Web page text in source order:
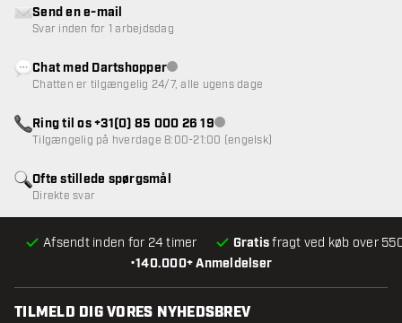
•140.000+ Anmeldelser
Afsendt inden for 24 timer Gratisfragt ved køb over
Ofte stillede spørgsmål
Direkte svar
Send en e-mail
Svar inden for 1 arbejdsdag
Chat med DartshopperKundeservice ikke tilgængelig
Chatten er tilgængelig 24/7, alle ugens dage
Ring til os +31(0) 85 000 26 19Kundeservice ikke tilgængelig
Tilgængelig på hverdage 8:00-21:00 (engelsk)
TILMELD DIG VORES NYHEDSBREV